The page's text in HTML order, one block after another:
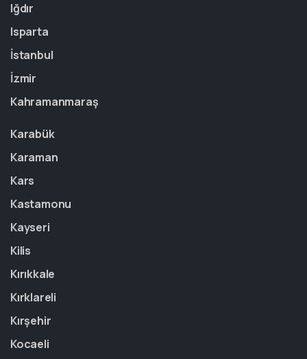
Iğdır
Isparta
İstanbul
İzmir
Kahramanmaraş
Karabük
Karaman
Kars
Kastamonu
Kayseri
Kilis
Kırıkkale
Kırklareli
Kırşehir
Kocaeli